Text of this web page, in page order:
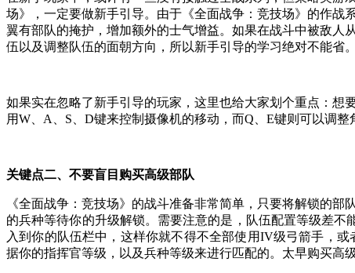
场》，一定要做新手引导。由于《全面战争：竞技场》的作战
翼有部队的掩护，增加额外的士气增益。如果在战斗中被敌
伍以及调整队伍的面朝方向，所以新手引导的学习绝对不能省。
如果实在忽略了新手引导的玩家，这里也给大家划个重点：想
用W、A、S、D键来控制摄像机的移动，而Q、E键则可以调
关键点二、不要盲目购买高级部队
《全面战争：竞技场》的战斗准备非常简单，只要将解锁的
的兵种等待你的升级解锁。需要注意的是，队伍配置等级差
入到你的队伍栏中，这样你就不得不全部使用IV级弓箭手，
据你的指挥官等级，以及兵种等级来进行匹配的。太早购买高